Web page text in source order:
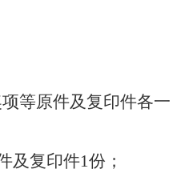
等原件及复印件各一
及复印件1份；